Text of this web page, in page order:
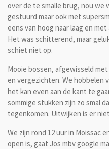
over de te smalle brug, nou we
gestuurd maar ook met
eens van hoog naar laag en
Het was schitterend, maar
schiet niet op.
Mooie bossen, afgewisseld
en vergezichten. We hobbelen
het kan even aan de kant te
sommige stukken zijn zo smal
tegenkomen. Uitwijken is er
We zijn rond 12 uur in Moissac
open is, gaat Jos mbv google